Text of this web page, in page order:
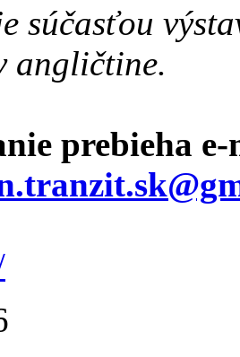
súčasťou
angličtine.
prebieha e-